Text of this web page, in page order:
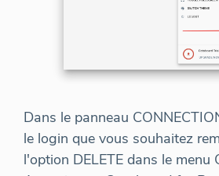
Dans le panneau
le login que vous souhaitez
l'option DELETE dans le menu